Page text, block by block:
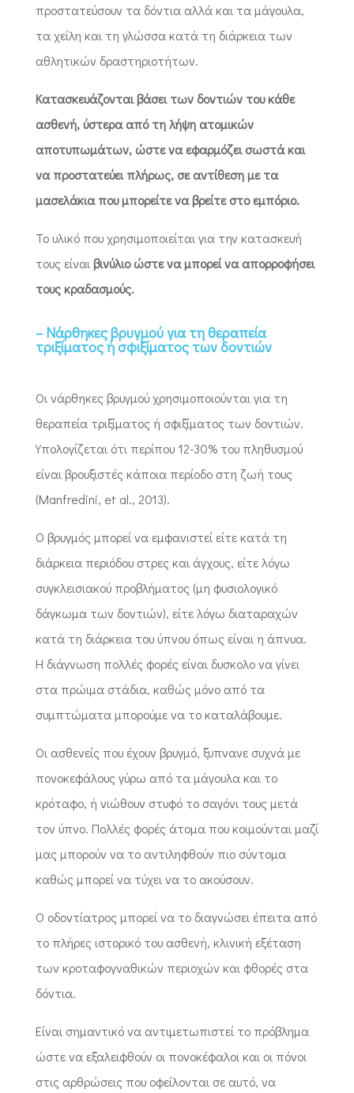
προστατεύσουν τα δόντια αλλά και τα μάγουλα,
τα χείλη και τη γλώσσα κατά τη διάρκεια των
αθλητικών δραστηριοτήτων.
Κατασκευάζονται βάσει των δοντιών του κάθε
ασθενή, ύστερα από τη λήψη ατομικών
αποτυπωμάτων, ώστε να εφαρμόζει σωστά και
να προστατεύει πλήρως, σε αντίθεση με τα
μασελάκια που μπορείτε να βρείτε στο εμπόριο.
Το υλικό που χρησιμοποιείται για την κατασκευή
τους είναι βινύλιο ώστε να μπορεί να απορροφήσει
τους κραδασμούς.
– Νάρθηκες βρυγμού για τη θεραπεία
τριξίματος ή σφιξίματος των δοντιών
Οι νάρθηκες βρυγμού χρησιμοποιούνται για τη
θεραπεία τριξίματος ή σφιξίματος των δοντιών.
Υπολογίζεται ότι περίπου 12-30% του πληθυσμού
είναι βρουξιστές κάποια περίοδο στη ζωή τους
(Manfredini, et al., 2013).
Ο βρυγμός μπορεί να εμφανιστεί είτε κατά τη
διάρκεια περιόδου στρες και άγχους, είτε λόγω
συγκλεισιακού προβλήματος (μη φυσιολογικό
δάγκωμα των δοντιών), είτε λόγω διαταραχών
κατά τη διάρκεια του ύπνου όπως είναι η άπνυα.
Η διάγνωση πολλές φορές είναι δυσκολο να γίνει
στα πρώιμα στάδια, καθώς μόνο από τα
συμπτώματα μπορούμε να το καταλάβουμε.
Οι ασθενείς που έχουν βρυγμό, ξυπνανε συχνά με
πονοκεφάλους γύρω από τα μάγουλα και το
κρόταφο, ή νιώθουν στυφό το σαγόνι τους μετά
τον ύπνο. Πολλές φορές άτομα που κοιμούνται μαζί
μας μπορούν να το αντιληφθούν πιο σύντομα
καθώς μπορεί να τύχει να το ακούσουν.
Ο οδοντίατρος μπορεί να το διαγνώσει έπειτα από
το πλήρες ιστορικό του ασθενή, κλινική εξέταση
των κροταφογναθικών περιοχών και φθορές στα
δόντια.
Είναι σημαντικό να αντιμετωπιστεί το πρόβλημα
ώστε να εξαλειφθούν οι πονοκέφαλοι και οι πόνοι
στις αρθρώσεις που οφείλονται σε αυτό, να